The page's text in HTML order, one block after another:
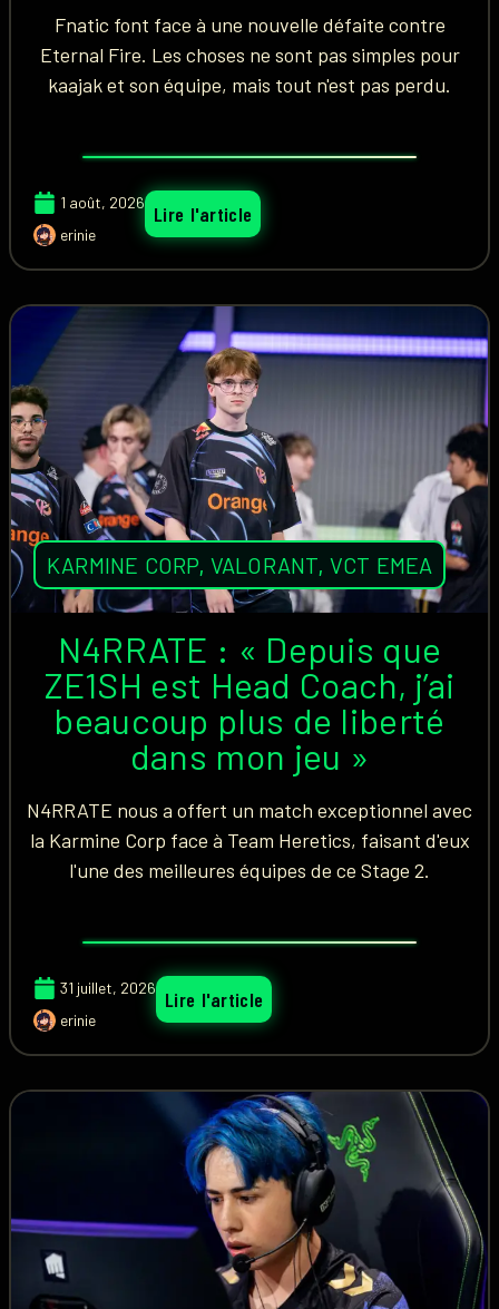
Fnatic font face à une nouvelle défaite contre
Eternal Fire. Les choses ne sont pas simples pour
kaajak et son équipe, mais tout n'est pas perdu.
1 août, 2026
erinie
Lire l'article
KARMINE CORP, VALORANT, VCT EMEA
N4RRATE : « Depuis que
ZE1SH est Head Coach, j’ai
beaucoup plus de liberté
dans mon jeu »
N4RRATE nous a offert un match exceptionnel avec
la Karmine Corp face à Team Heretics, faisant d'eux
l'une des meilleures équipes de ce Stage 2.
31 juillet, 2026
erinie
Lire l'article